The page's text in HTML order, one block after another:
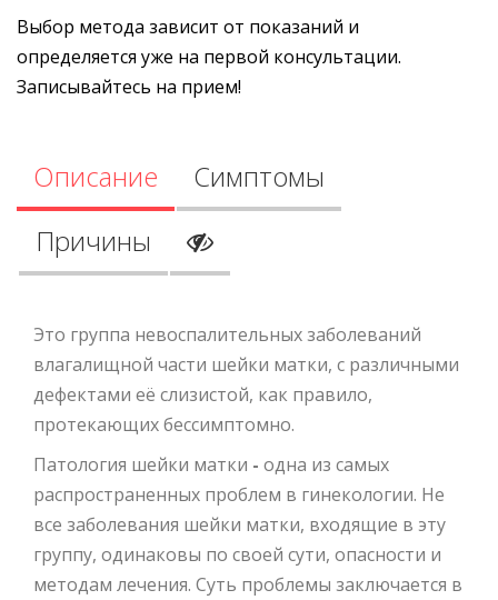
Выбор метода зависит от показаний и
определяется уже на первой консультации.
Записывайтесь на прием!
Описание
Симптомы
Причины
Это группа невоспалительных заболеваний
влагалищной части шейки матки, с различными
дефектами её слизистой, как правило,
протекающих бессимптомно.
Патология шейки матки - одна из самых
распространенных проблем в гинекологии. Не
все заболевания шейки матки, входящие в эту
группу, одинаковы по своей сути, опасности и
методам лечения. Суть проблемы заключается в